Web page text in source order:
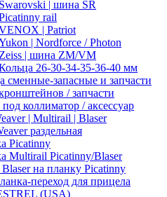
Swarovski | шина SR
rail
| Patriot
| Nordforce / Photon
Zeiss | шина ZM/VM
26-30-34-35-36-40 мм
сменные-запасные и запчасти
/ запчасти
коллиматор / аксессуар
| Multirail | Blaser
раздельная
Picatinny
Multirail Picatinny/Blaser
на планку Picatinny
переход для прицела
(USA)